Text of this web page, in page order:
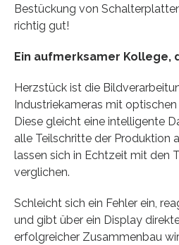
Bestückung von
richtig gut!
Ein aufmerksamer Kollege,
Herzstück ist die
Industriekameras mit
Diese gleicht eine intelligente
alle Teilschritte der Produktion
lassen sich in Echtzeit mit den
verglichen.
Schleicht sich ein Fehler ein,
und gibt über ein Display
erfolgreicher Zusammenbau